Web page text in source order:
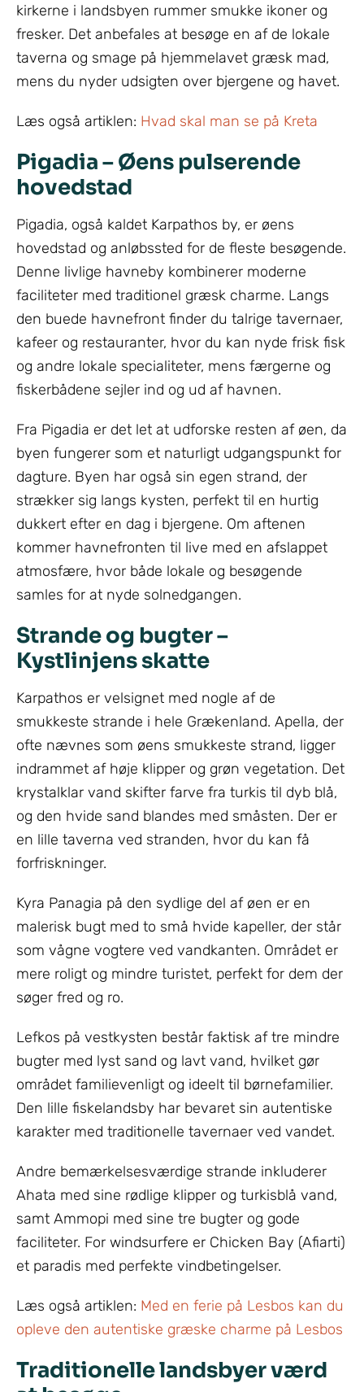
kirkerne i landsbyen rummer smukke ikoner og
fresker. Det anbefales at besøge en af de lokale
taverna og smage på hjemmelavet græsk mad,
mens du nyder udsigten over bjergene og havet.
Læs også artiklen: Hvad skal man se på Kreta
Pigadia – Øens pulserende
hovedstad
Pigadia, også kaldet Karpathos by, er øens
hovedstad og anløbssted for de fleste besøgende.
Denne livlige havneby kombinerer moderne
faciliteter med traditionel græsk charme. Langs
den buede havnefront finder du talrige tavernaer,
kafeer og restauranter, hvor du kan nyde frisk fisk
og andre lokale specialiteter, mens færgerne og
fiskerbådene sejler ind og ud af havnen.
Fra Pigadia er det let at udforske resten af øen, da
byen fungerer som et naturligt udgangspunkt for
dagture. Byen har også sin egen strand, der
strækker sig langs kysten, perfekt til en hurtig
dukkert efter en dag i bjergene. Om aftenen
kommer havnefronten til live med en afslappet
atmosfære, hvor både lokale og besøgende
samles for at nyde solnedgangen.
Strande og bugter –
Kystlinjens skatte
Karpathos er velsignet med nogle af de
smukkeste strande i hele Grækenland. Apella, der
ofte nævnes som øens smukkeste strand, ligger
indrammet af høje klipper og grøn vegetation. Det
krystalklar vand skifter farve fra turkis til dyb blå,
og den hvide sand blandes med småsten. Der er
en lille taverna ved stranden, hvor du kan få
forfriskninger.
Kyra Panagia på den sydlige del af øen er en
malerisk bugt med to små hvide kapeller, der står
som vågne vogtere ved vandkanten. Området er
mere roligt og mindre turistet, perfekt for dem der
søger fred og ro.
Lefkos på vestkysten består faktisk af tre mindre
bugter med lyst sand og lavt vand, hvilket gør
området familievenligt og ideelt til børnefamilier.
Den lille fiskelandsby har bevaret sin autentiske
karakter med traditionelle tavernaer ved vandet.
Andre bemærkelsesværdige strande inkluderer
Ahata med sine rødlige klipper og turkisblå vand,
samt Ammopi med sine tre bugter og gode
faciliteter. For windsurfere er Chicken Bay (Afiarti)
et paradis med perfekte vindbetingelser.
Læs også artiklen: Med en ferie på Lesbos kan du
opleve den autentiske græske charme på Lesbos
Traditionelle landsbyer værd